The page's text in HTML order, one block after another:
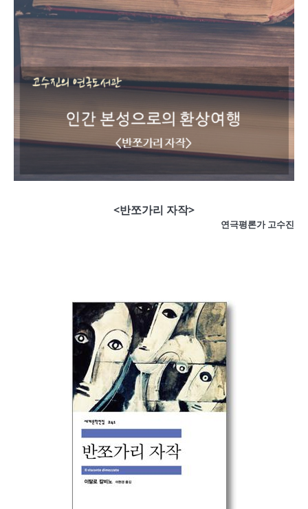
<반쪼가리 자작>
연극평론가 고수진